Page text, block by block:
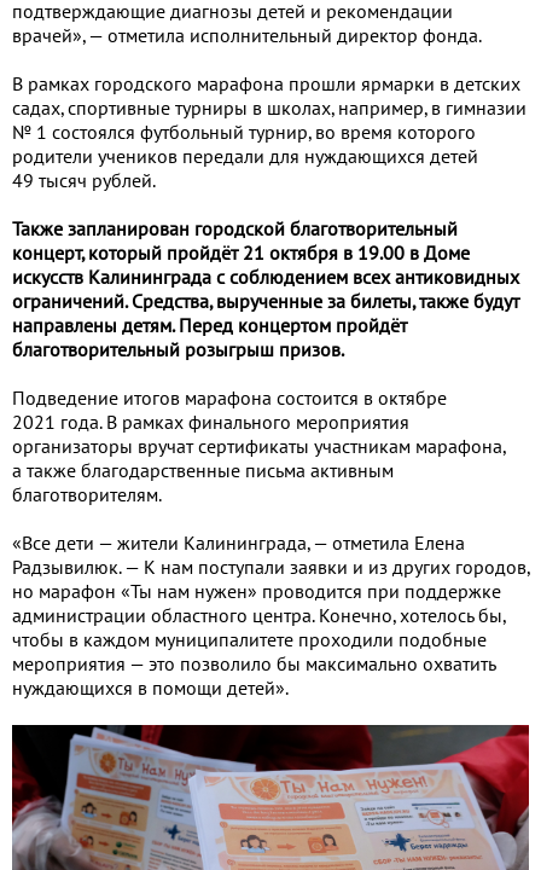
подтверждающие диагнозы детей и рекомендации
врачей», — отметила исполнительный директор фонда.
В рамках городского марафона прошли ярмарки в детских
садах, спортивные турниры в школах, например, в гимназии
№ 1 состоялся футбольный турнир, во время которого
родители учеников передали для нуждающихся детей
49 тысяч рублей.
Также запланирован городской благотворительный
концерт, который пройдёт 21 октября в 19.00 в Доме
искусств Калининграда с соблюдением всех антиковидных
ограничений. Средства, вырученные за билеты, также будут
направлены детям. Перед концертом пройдёт
благотворительный розыгрыш призов.
Подведение итогов марафона состоится в октябре
2021 года. В рамках финального мероприятия
организаторы вручат сертификаты участникам марафона,
а также благодарственные письма активным
благотворителям.
«Все дети — жители Калининграда, — отметила Елена
Радзывилюк. — К нам поступали заявки и из других городов,
но марафон «Ты нам нужен» проводится при поддержке
администрации областного центра. Конечно, хотелось бы,
чтобы в каждом муниципалитете проходили подобные
мероприятия — это позволило бы максимально охватить
нуждающихся в помощи детей».